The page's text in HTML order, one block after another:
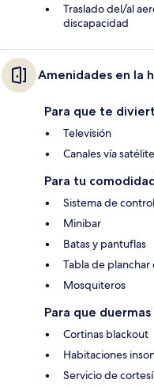
Traslado del/al
discapacidad
Amenidades en la
Para que te
Televisión
Canales vía
Para tu
Sistema de
Minibar
Batas y pantuflas
Tabla de planchar
Mosquiteros
Para que
Cortinas blackout
Habitaciones
Servicio de